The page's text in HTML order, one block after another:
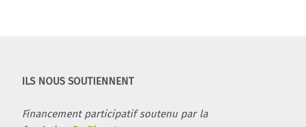
ILS NOUS SOUTIENNENT
Financement participatif soutenu par la